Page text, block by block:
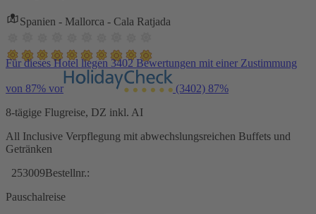
Spanien - Mallorca - Cala Ratjada
Für dieses Hotel liegen 3402 Bewertungen mit einer Zustimmung
von 87% vor (3402) 87%
8-tägige Flugreise, DZ inkl. AI
All Inclusive Verpflegung mit abwechslungsreichen Buffets und
Getränken
253009Bestellnr.:
Pauschalreise